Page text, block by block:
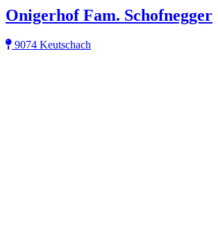
Onigerhof Fam. Schofnegger
9074 Keutschach